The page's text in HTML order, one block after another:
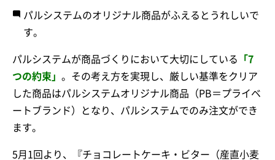
パルシステムのオリジナル商品がふえるとうれしいで
す。
パルシステムが商品づくりにおいて大切にしている
「7
つの約束」 。その考え方を実現し、厳しい基準をクリア
した商品はパルシステムオリジナル商品（PB＝プライベ
ートブランド）となり、パルシステムでのみ注文ができ
ます。
5月1回より、『チョコレートケーキ・ビター（産直小麦